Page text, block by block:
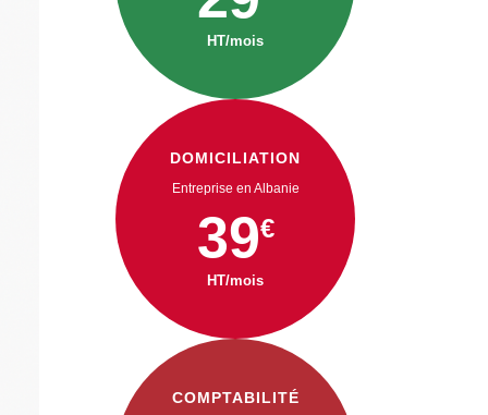
HT/mois
DOMICILIATION
Entreprise en Albanie
39€
HT/mois
COMPTABILITÉ